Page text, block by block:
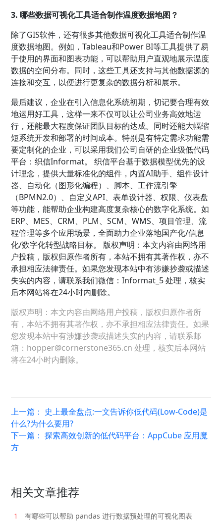
3. 哪些数据可视化工具适合制作温度数据地图？
除了GIS软件，还有很多其他数据可视化工具适合制作温
度数据地图。例如，Tableau和Power BI等工具提供了易
于使用的界面和图表功能，可以帮助用户直观地展示温度
数据的空间分布。同时，这些工具还支持与其他数据源的
连接和交互，以便进行更复杂的数据分析和展示。
最后建议，企业在引入信息化系统初期，切记要合理有效
地运用好工具，这样一来不仅可以让公司业务高效地运
行，还能最大程度保证团队目标的达成。同时还能大幅缩
短系统开发和部署的时间成本。特别是有特定需求功能需
要定制化的企业，可以采用我们公司自研的企业级低代码
平台：织信Informat。 织信平台基于数据模型优先的设
计理念，提供大量标准化的组件，内置AI助手、组件设计
器、自动化（图形化编程）、脚本、工作流引擎
（BPMN2.0）、自定义API、表单设计器、权限、仪表盘
等功能，能帮助企业构建高度复杂核心的数字化系统。如
ERP、MES、CRM、PLM、SCM、WMS、项目管理、流
程管理等多个应用场景，全面助力企业落地国产化/信息
化/数字化转型战略目标。 版权声明：本文内容由网络用
户投稿，版权归原作者所有，本站不拥有其著作权，亦不
承担相应法律责任。如果您发现本站中有涉嫌抄袭或描述
失实的内容，请联系我们微信：Informat_5 处理，核实
后本网站将在24小时内删除。
版权声明：本文内容由网络用户投稿，版权归原作者所
有，本站不拥有其著作权，亦不承担相应法律责任。如果
您发现本站中有涉嫌抄袭或描述失实的内容，请联系邮
箱：hopper@cornerstone365.cn 处理，核实后本网站
将在24小时内删除。
上一篇： 史上最全盘点:一文告诉你低代码(Low-Code)是
什么?为什么要用?
下一篇：探索高效创新的低代码平台：AppCube 应用魔
方
相关文章推荐
1
有哪些可以帮助 pandas 进行数据预处理的可视化图表